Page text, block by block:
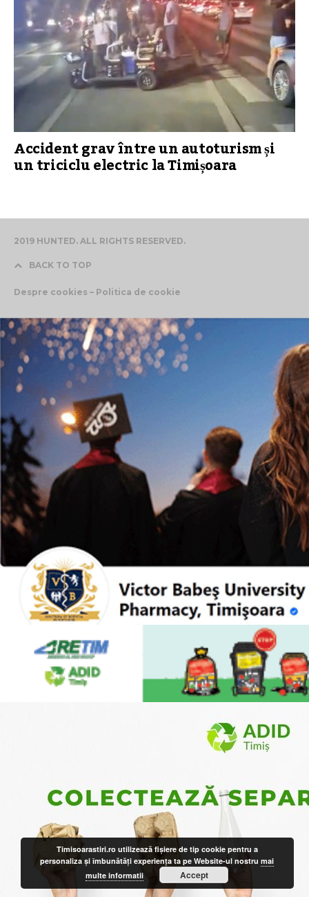
Accident grav între un autoturism și
un triciclu electric la Timișoara
2019 HUNTED. ALL RIGHTS RESERVED.
BACK TO TOP
Despre cookies – Politica de cookie
Timisoarastiri.ro utilizează fişiere de tip cookie pentru a
personaliza și îmbunătăți experiența ta pe Website-ul nostrumai
multe informatii
Accept